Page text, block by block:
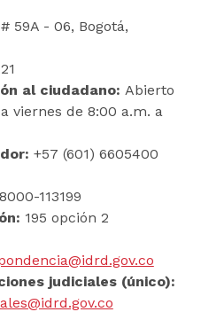
59A - 06, Bogotá,
al ciudadano: Abierto
viernes de 8:00 a.m. a
+57 (601) 6605400
113199
195 opción 2
judiciales (único):